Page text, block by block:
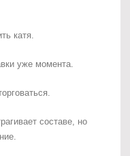
катя.
уже момента.
составе, но